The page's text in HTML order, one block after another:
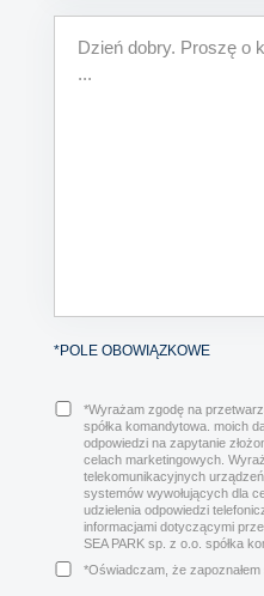
*POLE OBOWIĄZKOWE
*Wyrażam zgodę na
spółka komandytowa. moich
odpowiedzi na zapytanie
celach marketingowych.
telekomunikacyjnych
systemów wywołujących dla
udzielenia odpowiedzi
informacjami dotyczącymi
SEA PARK sp. z o.o. spółka
*Oświadczam, że zapoznałem